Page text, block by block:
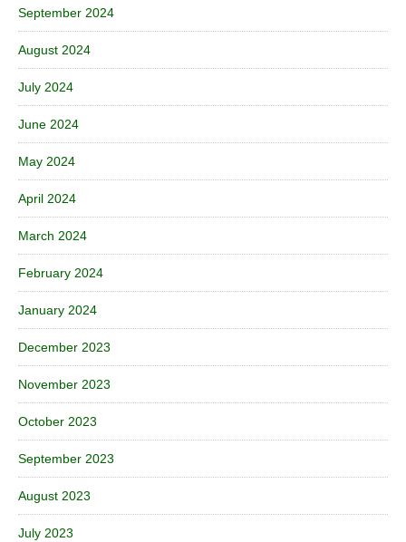
September 2024
August 2024
July 2024
June 2024
May 2024
April 2024
March 2024
February 2024
January 2024
December 2023
November 2023
October 2023
September 2023
August 2023
July 2023